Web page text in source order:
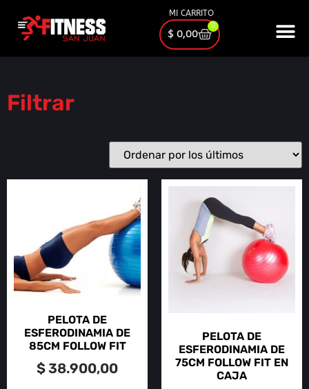
MI CARRITO
$ 0,00
0
Filtrar
PELOTA DE
ESFERODINAMIA DE
85CM FOLLOW FIT
$38.900,00
PELOTA DE
ESFERODINAMIA DE
75CM FOLLOW FIT EN
CAJA